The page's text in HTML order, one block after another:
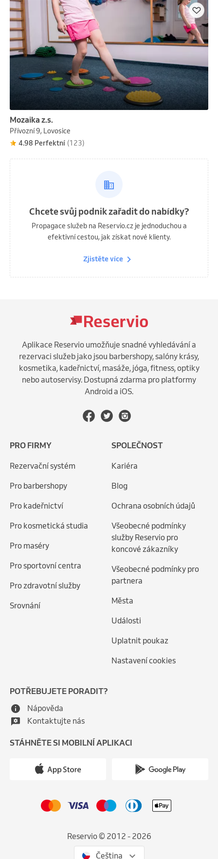
Mozaika z.s.
Přívozní 9, Lovosice
4.98 Perfektní (123)
Chcete svůj podnik zařadit do nabídky?
Propagace služeb na Reservio.cz je jednoduchou a
efektivní cestou, jak získat nové klienty.
Zjistěte více
Aplikace Reservio umožňuje snadné vyhledávání a
rezervaci služeb jako jsou barbershopy, salóny krásy,
kosmetika, kadeřnictví, masáže, jóga, fitness, optiky
nebo autoservisy. Dostupná zdarma pro platformy
Android a iOS.
PRO FIRMY
Rezervační systém
Pro barbershopy
Pro kadeřnictví
Pro kosmetická studia
Pro maséry
Pro sportovní centra
Pro zdravotní služby
Srovnání
SPOLEČNOST
Kariéra
Blog
Ochrana osobních údajů
Všeobecné podmínky
služby Reservio pro
koncové zákazníky
Všeobecné podmínky pro
partnera
Města
Události
Uplatnit poukaz
Nastavení cookies
POTŘEBUJETE PORADIT?
Nápověda
Kontaktujte nás
STÁHNĚTE SI MOBILNÍ APLIKACI
Reservio © 2012 - 2026
Čeština